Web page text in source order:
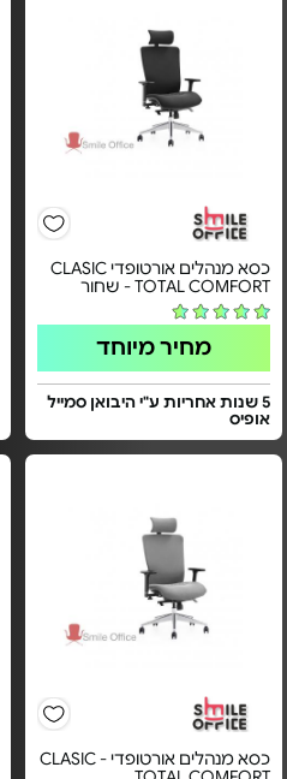
כסא מנהלים אורטופדי CLASIC
TOTAL COMFORT - שחור
מחיר מיוחד
5 שנות אחריות ע"י היבואן סמייל
אופיס
כסא מנהלים אורטופדי - CLASIC